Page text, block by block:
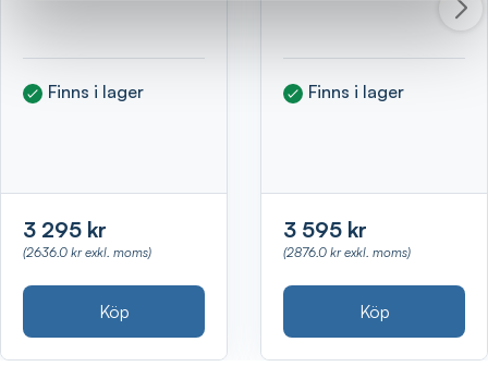
Finns i lager
3 295 kr
(2636.0 kr exkl. moms)
Köp
Finns i lager
3 595 kr
(2876.0 kr exkl. moms)
Köp